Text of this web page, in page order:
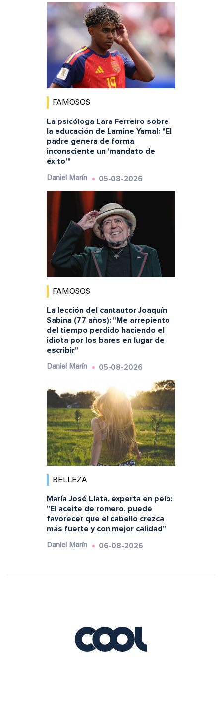
FAMOSOS
La psicóloga Lara Ferreiro sobre
la educación de Lamine Yamal: "El
padre genera de forma
inconsciente un 'mandato de
éxito'"
Daniel Marín 05-08-2026
FAMOSOS
La lección del cantautor Joaquín
Sabina (77 años): "Me arrepiento
del tiempo perdido haciendo el
idiota por los bares en lugar de
escribir"
Daniel Marín 05-08-2026
BELLEZA
María José Llata, experta en pelo:
"El aceite de romero, puede
favorecer que el cabello crezca
más fuerte y con mejor calidad"
Daniel Marín 06-08-2026